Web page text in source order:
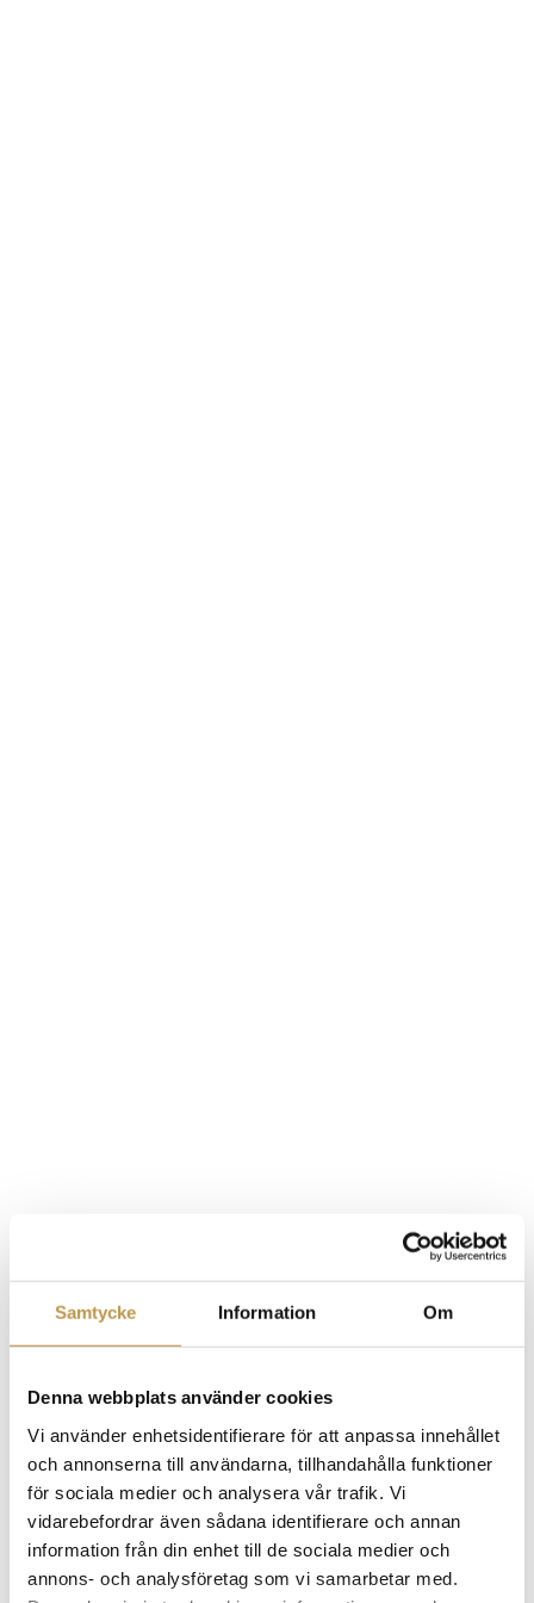
Samtycke Information Om
Denna webbplats använder cookies
Vi använder enhetsidentifierare för att anpassa innehållet
och annonserna till användarna, tillhandahålla funktioner
för sociala medier och analysera vår trafik. Vi
vidarebefordrar även sådana identifierare och annan
information från din enhet till de sociala medier och
annons- och analysföretag som vi samarbetar med.